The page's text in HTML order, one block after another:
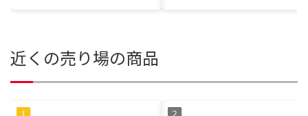
近くの売り場の商品